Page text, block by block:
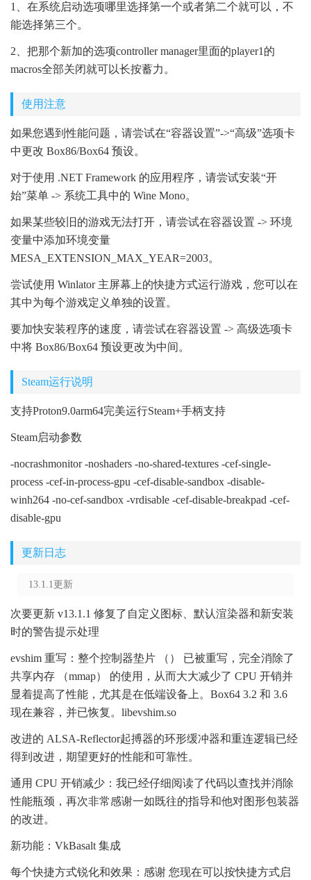
1、在系统启动选项哪里选择第一个或者第二个就可以，不
能选择第三个。
2、把那个新加的选项controller manager里面的player1的
macros全部关闭就可以长按蓄力。
使用注意
如果您遇到性能问题，请尝试在“容器设置”->“高级”选项卡
中更改 Box86/Box64 预设。
对于使用 .NET Framework 的应用程序，请尝试安装“开
始”菜单 -> 系统工具中的 Wine Mono。
如果某些较旧的游戏无法打开，请尝试在容器设置 -> 环境
变量中添加环境变量
MESA_EXTENSION_MAX_YEAR=2003。
尝试使用 Winlator 主屏幕上的快捷方式运行游戏，您可以在
其中为每个游戏定义单独的设置。
要加快安装程序的速度，请尝试在容器设置 -> 高级选项卡
中将 Box86/Box64 预设更改为中间。
Steam运行说明
支持Proton9.0arm64完美运行Steam+手柄支持
Steam启动参数
-nocrashmonitor -noshaders -no-shared-textures -cef-single-
process -cef-in-process-gpu -cef-disable-sandbox -disable-
winh264 -no-cef-sandbox -vrdisable -cef-disable-breakpad -cef-
disable-gpu
更新日志
13.1.1更新
次要更新 v13.1.1 修复了自定义图标、默认渲染器和新安装
时的警告提示处理
evshim 重写：整个控制器垫片 （） 已被重写，完全消除了
共享内存 （mmap） 的使用，从而大大减少了 CPU 开销并
显着提高了性能，尤其是在低端设备上。Box64 3.2 和 3.6
现在兼容，并已恢复。libevshim.so
改进的 ALSA-Reflector起搏器的环形缓冲器和重连逻辑已经
得到改进，期望更好的性能和可靠性。
通用 CPU 开销减少：我已经仔细阅读了代码以查找并消除
性能瓶颈，再次非常感谢一如既往的指导和他对图形包装器
的改进。
新功能：VkBasalt 集成
每个快捷方式锐化和效果：感谢 您现在可以按快捷方式启